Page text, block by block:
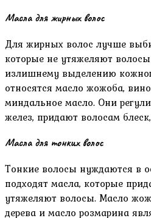
Масла для жирных волос
Для жирных волос лучше
которые не утяжеляют
излишнему выделению
относятся масло жожоба‚
миндальное масло. Они
желез‚ придают волосам
Масла для тонких волос
Тонкие волосы нуждаются в
подходят масла‚ которые
утяжеляют волосы. Масло
дерева и масло розмарина